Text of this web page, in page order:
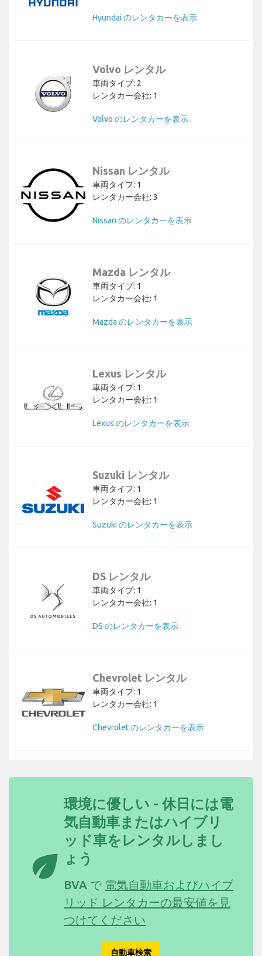
Hyundai のレンタカーを表示
Volvo レンタル
車両タイプ: 2
レンタカー会社: 1
Volvo のレンタカーを表示
Nissan レンタル
車両タイプ: 1
レンタカー会社: 3
Nissan のレンタカーを表示
Mazda レンタル
車両タイプ: 1
レンタカー会社: 1
Mazda のレンタカーを表示
Lexus レンタル
車両タイプ: 1
レンタカー会社: 1
Lexus のレンタカーを表示
Suzuki レンタル
車両タイプ: 1
レンタカー会社: 1
Suzuki のレンタカーを表示
DS レンタル
車両タイプ: 1
レンタカー会社: 1
DS のレンタカーを表示
Chevrolet レンタル
車両タイプ: 1
レンタカー会社: 1
Chevrolet のレンタカーを表示
eco
環境に優しい - 休日には電
気自動車またはハイブリ
ッド車をレンタルしまし
ょう
BVA で 電気自動車およびハイブ
リッド レンタカーの最安値を見
つけてください
自動車検索